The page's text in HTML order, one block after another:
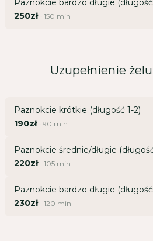
250zł · 150 min
Uzupełnienie
Paznokcie krótkie (długość 1-2)
190zł · 90 min
Paznokcie średnie/długie
220zł · 105 min
Paznokcie bardzo długie
230zł · 120 min